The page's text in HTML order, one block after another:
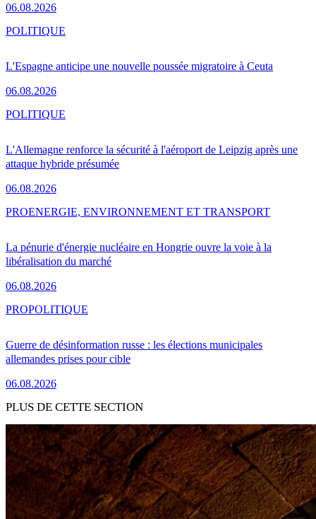
06.08.2026
L'Espagne anticipe une nouvelle poussée migratoire à Ceuta
06.08.2026
POLITIQUE
L'Allemagne renforce la sécurité à l'aéroport de Leipzig après une
attaque hybride présumée
06.08.2026
POLITIQUE
La pénurie d'énergie nucléaire en Hongrie ouvre la voie à la
libéralisation du marché
06.08.2026
PROENERGIE, ENVIRONNEMENT ET TRANSPORT
Guerre de désinformation russe : les élections municipales
allemandes prises pour cible
06.08.2026
PROPOLITIQUE
PLUS DE CETTE SECTION